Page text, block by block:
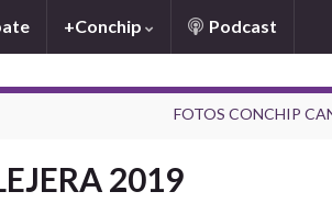
+Conchip Podcast
FOTOS CONCHIP
2019